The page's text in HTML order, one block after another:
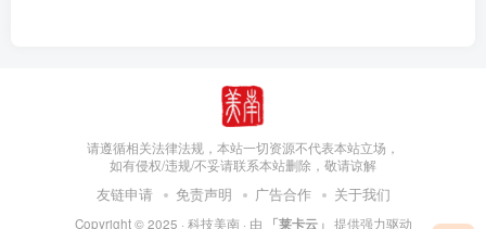
请遵循相关法律法规，本站一切资源不代表本站立场，
如有侵权/违规/不妥请联系本站删除，敬请谅解
友链申请 免责声明 广告合作 关于我们
Copyright © 2025 · 科技美南 · 由 「莱卡云」 提供强力驱动